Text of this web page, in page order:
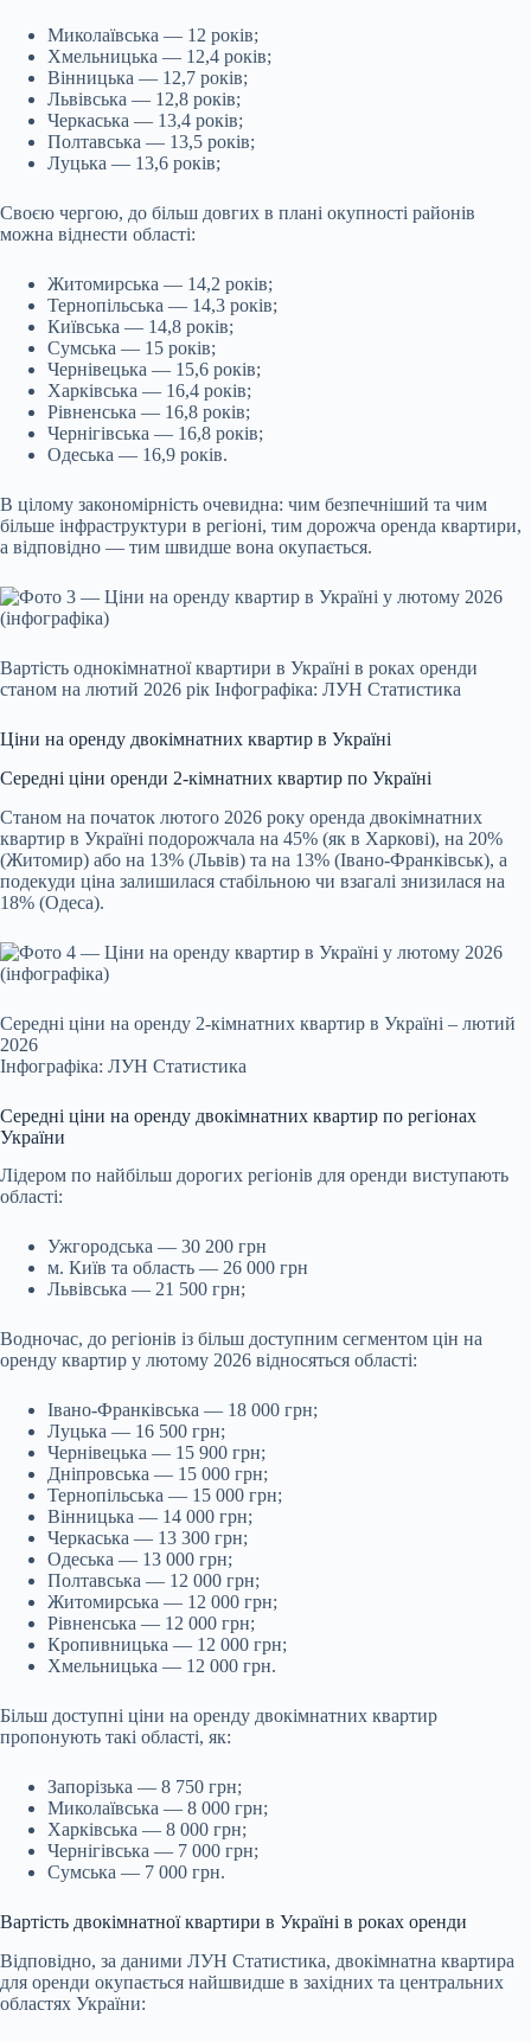
Миколаївська — 12 років;
Хмельницька — 12,4 років;
Вінницька — 12,7 років;
Львівська — 12,8 років;
Черкаська — 13,4 років;
Полтавська — 13,5 років;
Луцька — 13,6 років;
Своєю чергою, до більш довгих в плані окупності районів
можна віднести області:
Житомирська — 14,2 років;
Тернопільська — 14,3 років;
Київська — 14,8 років;
Сумська — 15 років;
Чернівецька — 15,6 років;
Харківська — 16,4 років;
Рівненська — 16,8 років;
Чернігівська — 16,8 років;
Одеська — 16,9 років.
В цілому закономірність очевидна: чим безпечніший та чим
більше інфраструктури в регіоні, тим дорожча оренда квартири,
а відповідно — тим швидше вона окупається.
Вартість однокімнатної квартири в Україні в роках оренди
станом на лютий 2026 рік Інфографіка: ЛУН Статистика
Ціни на оренду двокімнатних квартир в Україні
Середні ціни оренди 2-кімнатних квартир по Україні
Станом на початок лютого 2026 року оренда двокімнатних
квартир в Україні подорожчала на 45% (як в Харкові), на 20%
(Житомир) або на 13% (Львів) та на 13% (Івано-Франківськ), а
подекуди ціна залишилася стабільною чи взагалі знизилася на
18% (Одеса).
Середні ціни на оренду 2-кімнатних квартир в Україні – лютий
2026
Інфографіка: ЛУН Статистика
Середні ціни на оренду двокімнатних квартир по регіонах
України
Лідером по найбільш дорогих регіонів для оренди виступають
області:
Ужгородська — 30 200 грн
м. Київ та область — 26 000 грн
Львівська — 21 500 грн;
Водночас, до регіонів із більш доступним сегментом цін на
оренду квартир у лютому 2026 відносяться області:
Івано-Франківська — 18 000 грн;
Луцька — 16 500 грн;
Чернівецька — 15 900 грн;
Дніпровська — 15 000 грн;
Тернопільська — 15 000 грн;
Вінницька — 14 000 грн;
Черкаська — 13 300 грн;
Одеська — 13 000 грн;
Полтавська — 12 000 грн;
Житомирська — 12 000 грн;
Рівненська — 12 000 грн;
Кропивницька — 12 000 грн;
Хмельницька — 12 000 грн.
Більш доступні ціни на оренду двокімнатних квартир
пропонують такі області, як:
Запорізька — 8 750 грн;
Миколаївська — 8 000 грн;
Харківська — 8 000 грн;
Чернігівська — 7 000 грн;
Сумська — 7 000 грн.
Вартість двокімнатної квартири в Україні в роках оренди
Відповідно, за даними ЛУН Статистика, двокімнатна квартира
для оренди окупається найшвидше в західних та центральних
областях України: